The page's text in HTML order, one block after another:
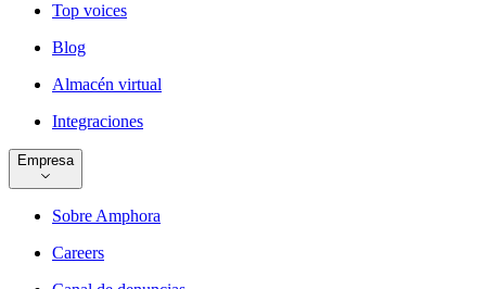
Top voices
Blog
Almacén virtual
Integraciones
Empresa
Sobre Amphora
Careers